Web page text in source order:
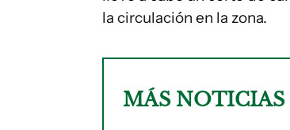
la circulación en la zona.
MÁS NOTICIAS